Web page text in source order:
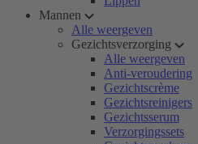
Mannen
Alle weergeven
Gezichtsverzorging
Alle weergeven
Anti-veroudering
Gezichtscrème
Gezichtsreinigers
Gezichtsserum
Verzorgingssets